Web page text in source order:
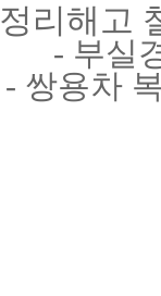
정리해고
- 부실
- 쌍용차